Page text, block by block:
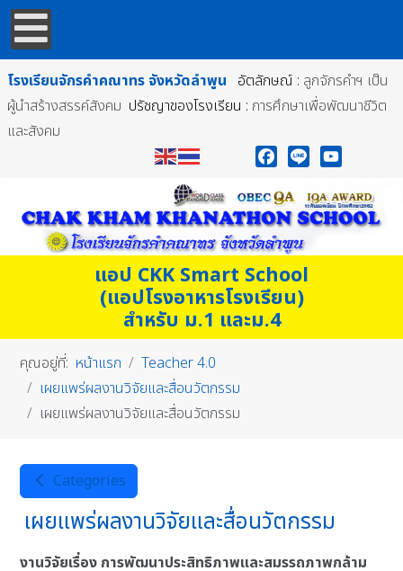
โรงเรียนจักรคำคณาทร จังหวัดลำพูน อัตลักษณ์ : ลูกจักรคำฯ เป็น
ผู้นำสร้างสรรค์สังคม ปรัชญาของโรงเรียน : การศึกษาเพื่อพัฒนาชีวิต
และสังคม
แอป CKK Smart School
(แอปโรงอาหารโรงเรียน)
สำหรับ ม.1 และม.4
คุณอยู่ที่: หน้าแรก
Teacher 4.0
เผยแพร่ผลงานวิจัยและสื่อนวัตกรรม
เผยแพร่ผลงานวิจัยและสื่อนวัตกรรม
Categories
เผยแพร่ผลงานวิจัยและสื่อนวัตกรรม
งานวิจัยเรื่อง การพัฒนาประสิทธิภาพและสมรรถภาพกล้าม